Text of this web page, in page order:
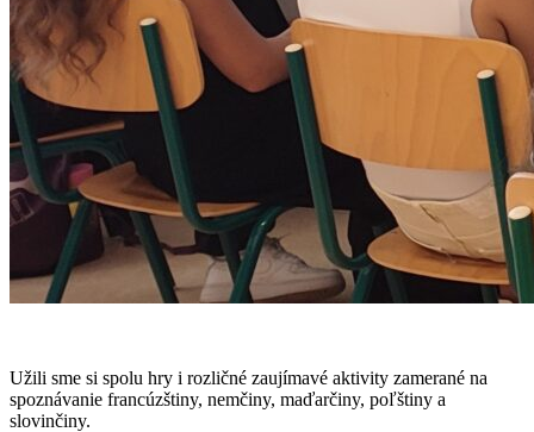
Užili sme si spolu hry i rozličné zaujímavé aktivity zamerané na
spoznávanie francúzštiny, nemčiny, maďarčiny, poľštiny a
slovinčiny.